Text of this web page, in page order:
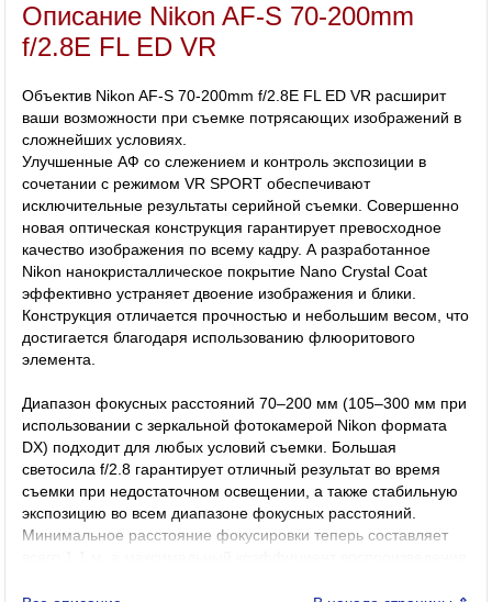
Описание Nikon AF-S 70-200mm
f/2.8E FL ED VR
Объектив Nikon AF-S 70-200mm f/2.8E FL ED VR расширит
ваши возможности при съемке потрясающих изображений в
сложнейших условиях.
Улучшенные АФ со слежением и контроль экспозиции в
сочетании с режимом VR SPORT обеспечивают
исключительные результаты серийной съемки. Совершенно
новая оптическая конструкция гарантирует превосходное
качество изображения по всему кадру. А разработанное
Nikon нанокристаллическое покрытие Nano Crystal Coat
эффективно устраняет двоение изображения и блики.
Конструкция отличается прочностью и небольшим весом, что
достигается благодаря использованию флюоритового
элемента.
Диапазон фокусных расстояний 70–200 мм (105–300 мм при
использовании с зеркальной фотокамерой Nikon формата
DX) подходит для любых условий съемки. Большая
светосила f/2.8 гарантирует отличный результат во время
съемки при недостаточном освещении, а также стабильную
экспозицию во всем диапазоне фокусных расстояний.
Минимальное расстояние фокусировки теперь составляет